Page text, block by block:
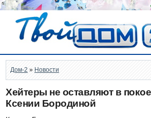
Дом-2 » Новости
Хейтеры не оставляют в
Ксении Бородиной